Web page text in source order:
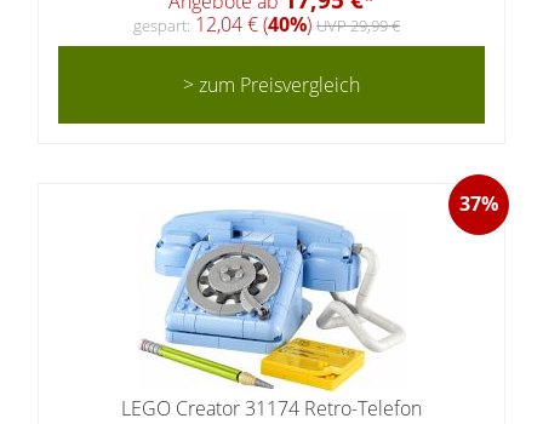
gespart: 12,04 € (40%) UVP 29,99 €
> zum Preisvergleich
37%
LEGO Creator 31174 Retro-Telefon